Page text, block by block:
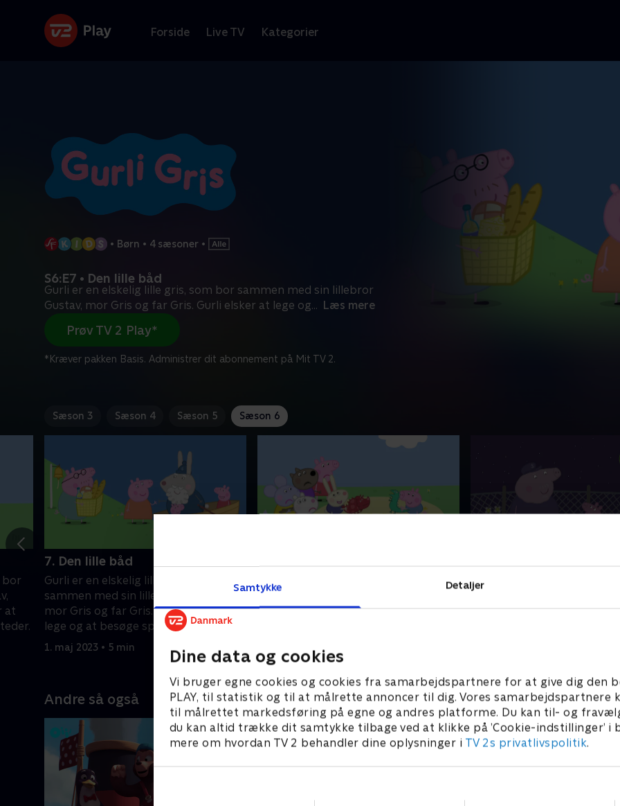
Samtykke Detaljer
Dine data og cookies
Vi bruger egne cookies og cookies fra samarbejdspartnere for at give dig den
PLAY, til statistik og til at målrette annoncer til dig. Vores samarbejdspartnere
til målrettet markedsføring på egne og andres platforme. Du kan til- og
du kan altid trække dit samtykke tilbage ved at klikke på ’Cookie-indstillinger’ i
mere om hvordan TV 2 behandler dine oplysninger i TV 2s privatlivspolitik.
Forside Live TV Kategorier
• Børn • 4 sæsoner •
S6:E7 • Den lille båd
Gurli er en elskelig lille gris, som bor sammen med sin lillebror
Gustav, mor Gris og far Gris. Gurli elsker at lege og... Læs mere
Prøv TV 2 Play*
*Kræver pakken Basis. Administrer dit abonnement på Mit TV 2.
Sæson 3 Sæson 4 Sæson 5 Sæson 6
bor
at
7. Den lille båd
Gurli er en elskelig lille gris, som bor
sammen med sin lillebror Gustav,
mor Gris og far Gris. Gurli elsker at
lege og at besøge spændende steder.
1. maj 2023 • 5 min
Gurli er en elskelig lille gris, som bor
sammen med sin lillebror Gustav,
mor Gris og far Gris. Gurli elsker at
1. maj 2023 • 5 min
Gurli er en elskelig lille gris,
Andre så også